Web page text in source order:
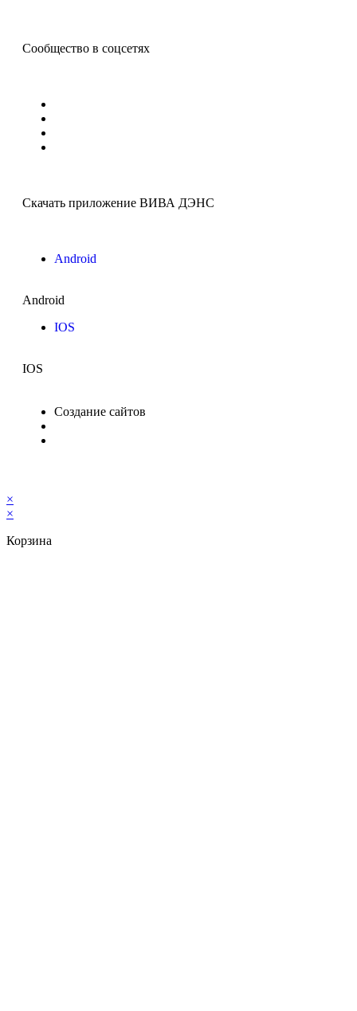
Сообщество в соцсетях
Скачать приложение ВИВА ДЭНС
Android
Android
IOS
IOS
Создание сайтов
×
×
Корзина